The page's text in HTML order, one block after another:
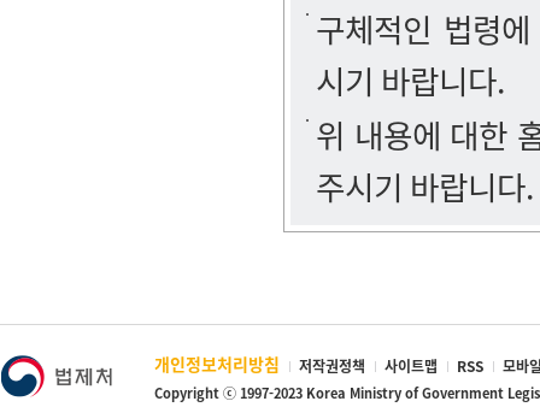
구체적인 법령
시기 바랍니다.
위 내용에 대한
주시기 바랍니다.
개인정보처리방침 저작권정책 사이트맵 RSS 모바
Copyright ⓒ 1997-2023 Korea Ministry of Government